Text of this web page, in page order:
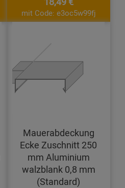
mit Code: e3oc5w99fj
Mauerabdeckung
Ecke Zuschnitt 250
mm Aluminium
walzblank 0,8 mm
(Standard)